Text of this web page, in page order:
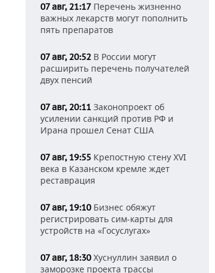
07 авг, 21:17 Перечень жизненно
важных лекарств могут пополнить
пять препаратов
07 авг, 20:52 В России могут
расширить перечень получателей
двух пенсий
07 авг, 20:11 Законопроект об
усилении санкций против РФ и
Ирана прошел Сенат США
07 авг, 19:55 Крепостную стену XVI
века в Казанском кремле ждет
реставрация
07 авг, 19:10Бизнес обяжут
регистрировать сим-карты для
устройств на «Госуслугах»
07 авг, 18:30Хуснуллин заявил о
заморозке проекта трассы